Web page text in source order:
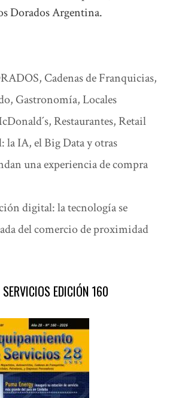
Dorados Argentina.
, Cadenas de Franquicias,
, Gastronomía,Locales
, Restaurantes, Retail
la IA, el Big Data y otras
una experiencia de compra
digital: la tecnología se
del comercio de proximidad
EDICIÓN 160